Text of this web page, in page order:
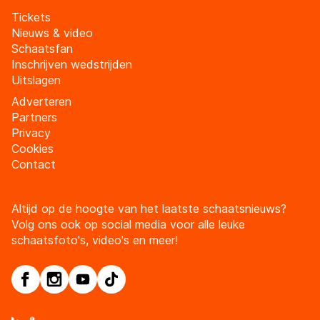
Tickets
Nieuws & video
Schaatsfan
Inschrijven wedstrijden
Uitslagen
Adverteren
Partners
Privacy
Cookies
Contact
Altijd op de hoogte van het laatste schaatsnieuws?
Volg ons ook op social media voor alle leuke
schaatsfoto's, video's en meer!